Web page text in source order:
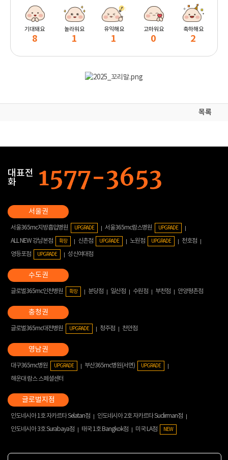
기대돼요
8
놀라워요
1
유익해요
1
고마워요
0
축하해요
2
목록
대표전
화
서울365mc지방흡입병원 UPGRADE 서울365mc람스병원 UPGRADE
ALL NEW 강남본점 확장 신촌점 UPGRADE 노원점 UPGRADE
천호점
영등포점
UPGRADE 성신여대점
글로벌365mc인천병원 확장 분당점 일산점 수원점 부천점 안양평촌점
글로벌365mc대전병원 UPGRADE 청주점 천안점
대구365mc병원 UPGRADE 부산365mc병원(서면) UPGRADE
해운대 람스 스페셜센터
인도네시아 1호 자카르타 Selatan점
인도네시아 2호 자카르타 Sudirman점
인도네시아 3호 Surabaya점
태국 1호 Bangkok점 미국 LA점 NEW